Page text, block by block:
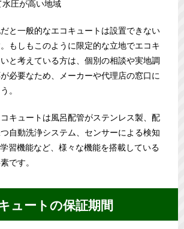
圧が高い地域
と一般的なエコキュートは設置できない
もしもこのように限定的な立地でエコキ
と考えている方は、個別の相談や実地調
必要なため、メーカーや代理店の窓口に
。
キュートは風呂配管がステンレス製、配
自動洗浄システム、センサーによる検知
習機能など、様々な機能を搭載している
です。
ュートの保証期間